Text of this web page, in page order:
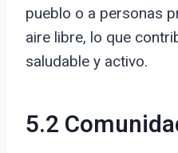
pueblo o a personas
aire libre, lo que
saludable y activo.
5.2